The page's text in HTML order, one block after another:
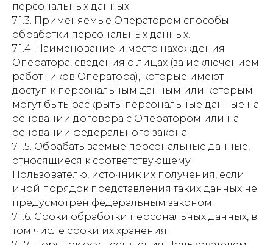
персональных данных.
7.1.3. Применяемые Оператором способы
обработки персональных данных.
7.1.4. Наименование и место нахождения
Оператора, сведения о лицах (за исключением
работников Оператора), которые имеют
доступ к персональным данным или которым
могут быть раскрыты персональные данные на
основании договора с Оператором или на
основании федерального закона.
7.1.5. Обрабатываемые персональные данные,
относящиеся к соответствующему
Пользователю, источник их получения, если
иной порядок представления таких данных не
предусмотрен федеральным законом.
7.1.6. Сроки обработки персональных данных, в
том числе сроки их хранения.